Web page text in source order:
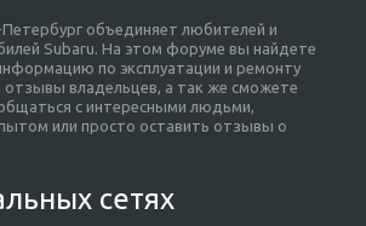
Петербург объединяет любителей и
Subaru. На этом форуме вы найдете
по эксплуатации и ремонту
отзывы владельцев, а так же сможете
с интересными людьми,
или просто оставить отзывы о
сетях